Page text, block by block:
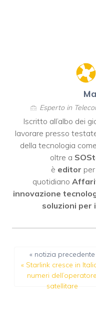
Esperto in
Iscritto all’albo dei
lavorare presso
della tecnologia come
oltre a
è editor per
quotidiano
innovazione
soluzioni per
« notizia precedente
« Starlink cresce in
numeri dell’operatore
satellitare